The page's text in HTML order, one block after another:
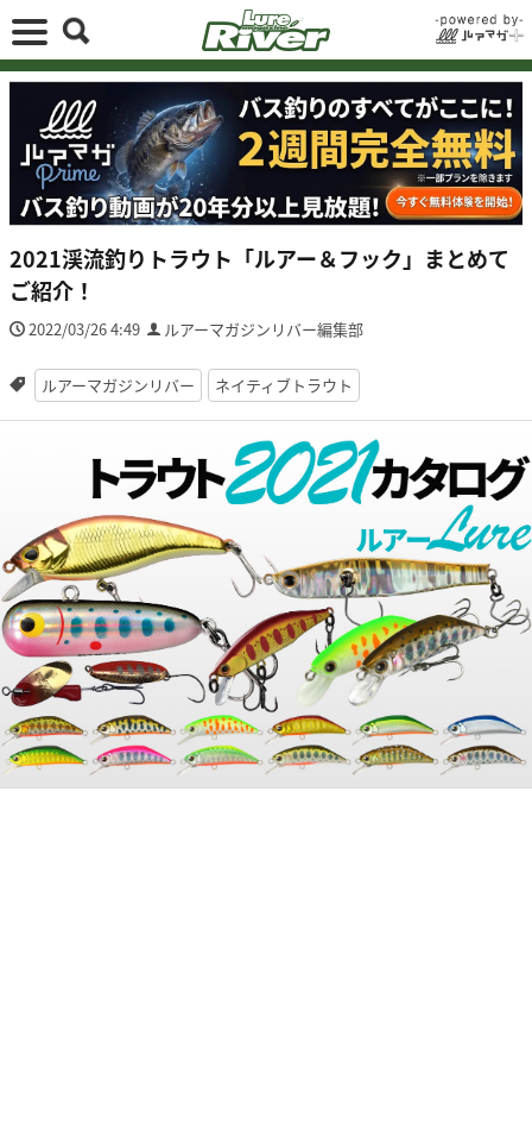
2021渓流釣りトラウト「ルアー＆フック」まとめて
ご紹介！
2022/03/26 4:49 ルアーマガジンリバー編集部
ルアーマガジンリバー ネイティブトラウト